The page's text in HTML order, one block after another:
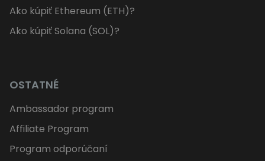
Ako kúpiť Ethereum (ETH)?
Ako kúpiť Solana (SOL)?
OSTATNÉ
Ambassador program
Affiliate Program
Program odporúčaní